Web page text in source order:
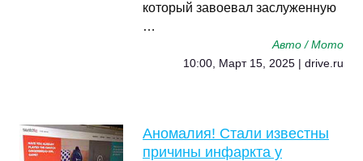
который завоевал заслуженную
…
Авто / Мото
10:00, Март 15, 2025 | drive.ru
Аномалия! Стали известны
причины инфаркта у